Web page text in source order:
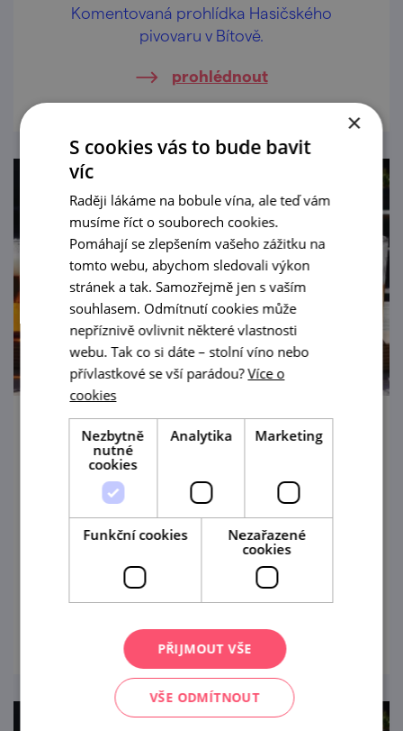
Komentovaná prohlídka Hasičského
pivovaru v Bítově.
prohlédnout
Prohlídky Hasičského pivovaru Bítov s
18. 8. '26
Prázdninové měsíce v Bítově nad
Vranovskou přehradou obohatí
komentované prohlídky Hasičského
pivovaru v centru obce.
×
S cookies vás to bude bavit
víc
Raději lákáme na bobule vína, ale teď vám
musíme říct o souborech cookies.
Pomáhají se zlepšením vašeho zážitku na
tomto webu, abychom sledovali výkon
stránek a tak. Samozřejmě jen s vaším
souhlasem. Odmítnutí cookies může
nepříznivě ovlivnit některé vlastnosti
webu. Tak co si dáte – stolní víno nebo
přívlastkové se vší parádou?Více o
cookies
Nezbytně
nutné
cookies
Analytika Marketing
Funkční cookies
Nezařazené
cookies
PŘIJMOUT VŠE
VŠE ODMÍTNOUT